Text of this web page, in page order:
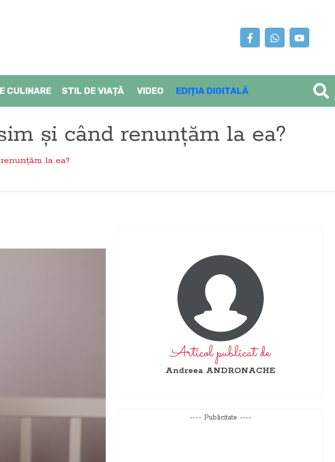
CULINARE STIL DE VIAȚĂ VIDEO EDIȚIA DIGITALĂ
și când renunțăm la ea?
la ea?
Articol publicat de
Andreea ANDRONACHE
---- Publicitate ----